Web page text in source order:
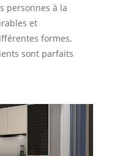
personnes à la
et
formes,
sont parfaits